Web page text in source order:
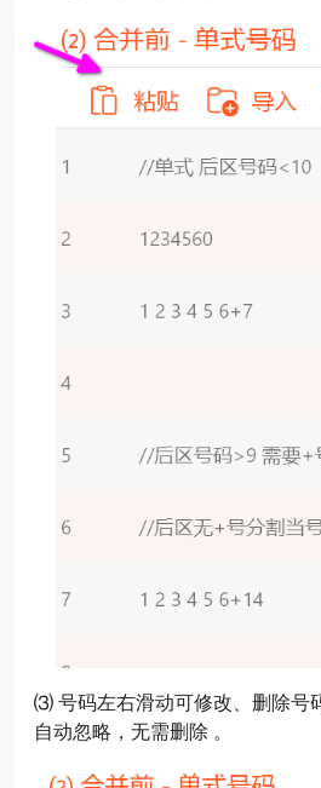
⑶ 号码左右滑动可修改、删除号
自动忽略，无需删除 ​。​